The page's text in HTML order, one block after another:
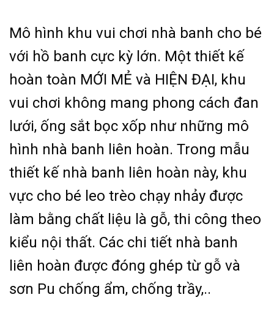
Mô hình khu vui chơi nhà banh cho bé
với hồ banh cực kỳ lớn. Một thiết kế
hoàn toàn MỚI MẺ và HIỆN ĐẠI, khu
vui chơi không mang phong cách đan
lưới, ống sắt bọc xốp như những mô
hình nhà banh liên hoàn. Trong mẫu
thiết kế nhà banh liên hoàn này, khu
vực cho bé leo trèo chạy nhảy được
làm bằng chất liệu là gỗ, thi công theo
kiểu nội thất. Các chi tiết nhà banh
liên hoàn được đóng ghép từ gỗ và
sơn Pu chống ẩm, chống trầy,..